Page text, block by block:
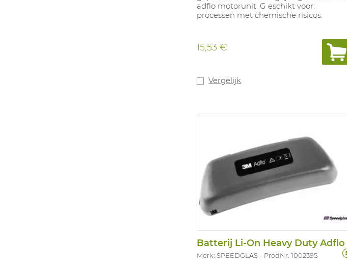
adflo motorunit. G eschikt voor:
processen met chemische risicos.
15,53 €
Vergelijk
Batterij Li-On Heavy Duty Adflo
Merk: SPEEDGLAS ProdNr. 1002395